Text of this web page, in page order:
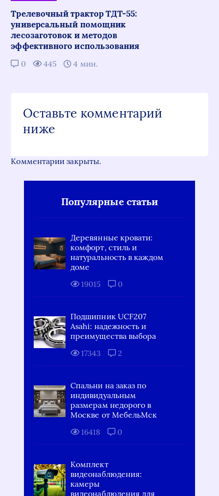
Трелевочный трактор ТДТ-55:
универсальный помощник
лесозаготовок и методов
эффективного использования
0 445 4 мин.
Оставьте комментарий
ниже
Комментарии закрыты.
Популярные статьи
Деревянные кровати:
комфорт, стиль и
натуральность в каждом
доме
19015
0
Подшипник UCF207
Asahi: надежность и
преимущества выбора
17343
2
Спальни на заказ по
индивидуальным
размерам недорого в
Москве от МебельМск
16418
0
Комплект
видеонаблюдения:
камеры
видеонаблюдения для